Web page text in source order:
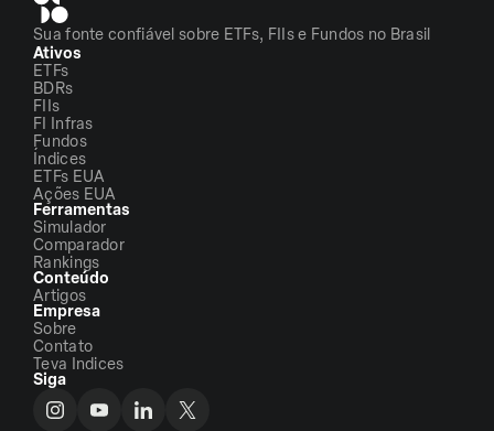
Sua fonte confiável sobre ETFs, FIIs e Fundos no Brasil
Ativos
ETFs
BDRs
FIIs
FI Infras
Fundos
Índices
ETFs EUA
Ações EUA
Ferramentas
Simulador
Comparador
Rankings
Conteúdo
Artigos
Empresa
Sobre
Contato
Teva Indices
Siga